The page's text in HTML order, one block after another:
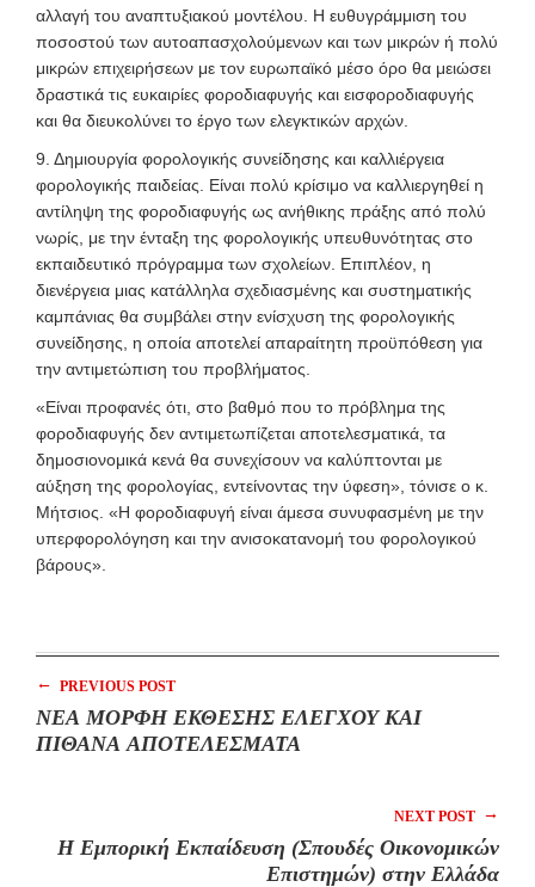
αλλαγή του αναπτυξιακού μοντέλου. Η ευθυγράμμιση του
ποσοστού των αυτοαπασχολούμενων και των μικρών ή πολύ
μικρών επιχειρήσεων με τον ευρωπαϊκό μέσο όρο θα μειώσει
δραστικά τις ευκαιρίες φοροδιαφυγής και εισφοροδιαφυγής
και θα διευκολύνει το έργο των ελεγκτικών αρχών.
9. Δημιουργία φορολογικής συνείδησης και καλλιέργεια
φορολογικής παιδείας. Είναι πολύ κρίσιμο να καλλιεργηθεί η
αντίληψη της φοροδιαφυγής ως ανήθικης πράξης από πολύ
νωρίς, με την ένταξη της φορολογικής υπευθυνότητας στο
εκπαιδευτικό πρόγραμμα των σχολείων. Επιπλέον, η
διενέργεια μιας κατάλληλα σχεδιασμένης και συστηματικής
καμπάνιας θα συμβάλει στην ενίσχυση της φορολογικής
συνείδησης, η οποία αποτελεί απαραίτητη προϋπόθεση για
την αντιμετώπιση του προβλήματος.
«Είναι προφανές ότι, στο βαθμό που το πρόβλημα της
φοροδιαφυγής δεν αντιμετωπίζεται αποτελεσματικά, τα
δημοσιονομικά κενά θα συνεχίσουν να καλύπτονται με
αύξηση της φορολογίας, εντείνοντας την ύφεση», τόνισε ο κ.
Μήτσιος. «Η φοροδιαφυγή είναι άμεσα συνυφασμένη με την
υπερφορολόγηση και την ανισοκατανομή του φορολογικού
βάρους».
← PREVIOUS POST
ΝΕΑ ΜΟΡΦΗ ΕΚΘΕΣΗΣ ΕΛΕΓΧΟΥ ΚΑΙ
ΠΙΘΑΝΑ ΑΠΟΤΕΛΕΣΜΑΤΑ
NEXT POST →
Η Εμπορική Εκπαίδευση (Σπουδές Οικονομικών
Επιστημών) στην Ελλάδα